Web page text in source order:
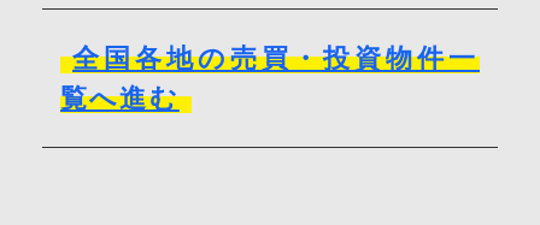
全国各地の売買・投資物件一
覧へ進む